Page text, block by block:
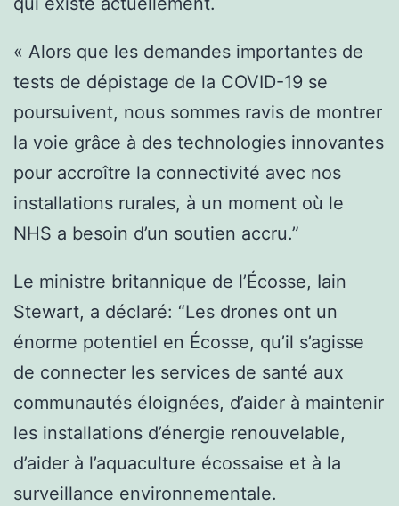
« Alors que les demandes importantes de
tests de dépistage de la COVID-19 se
poursuivent, nous sommes ravis de montrer
la voie grâce à des technologies innovantes
pour accroître la connectivité avec nos
installations rurales, à un moment où le
NHS a besoin d’un soutien accru.”
Le ministre britannique de l’Écosse, Iain
Stewart, a déclaré: “Les drones ont un
énorme potentiel en Écosse, qu’il s’agisse
de connecter les services de santé aux
communautés éloignées, d’aider à maintenir
les installations d’énergie renouvelable,
d’aider à l’aquaculture écossaise et à la
surveillance environnementale.